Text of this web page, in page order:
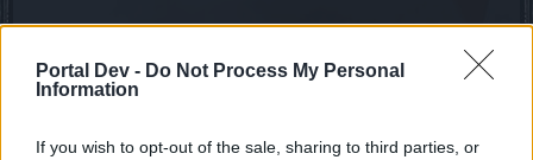
Portal Dev - Do Not Process My Personal
Information
If you wish to opt-out of the sale, sharing to third parties, or
Letzter Beitrag
Zeigt her, eure Magier-Stats & Items der ZM
Antworten: 3.634 20 Februar 2026